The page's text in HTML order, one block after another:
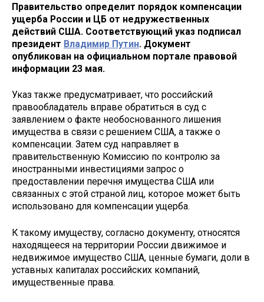
Правительство определит порядок компенсации
ущерба России и ЦБ от недружественных
действий США. Соответствующий указ подписал
президент Владимир Путин. Документ
опубликован на официальном портале правовой
информации 23 мая.
Указ также предусматривает, что российский
правообладатель вправе обратиться в суд с
заявлением о факте необоснованного лишения
имущества в связи с решением США, а также о
компенсации. Затем суд направляет в
правительственную Комиссию по контролю за
иностранными инвестициями запрос о
предоставлении перечня имущества США или
связанных с этой страной лиц, которое может быть
использовано для компенсации ущерба.
К такому имуществу, согласно документу, относятся
находящееся на территории России движимое и
недвижимое имущество США, ценные бумаги, доли в
уставных капиталах российских компаний,
имущественные права.